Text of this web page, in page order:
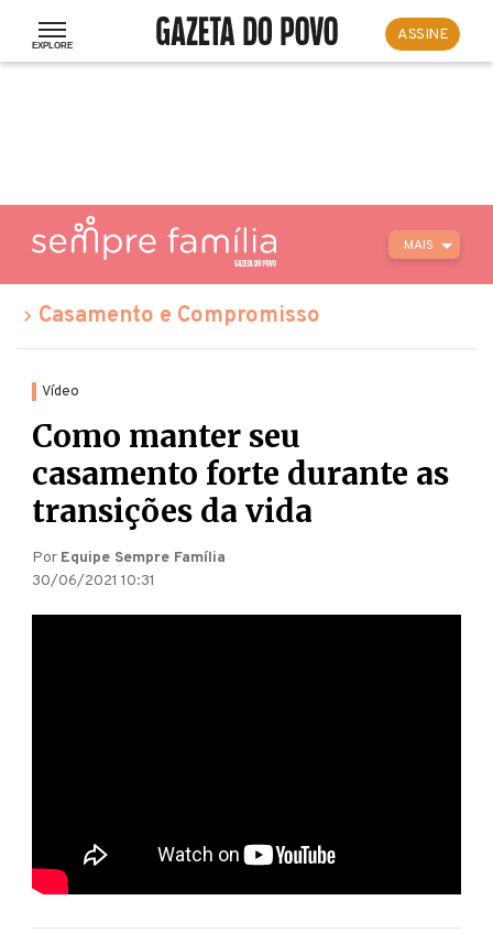
ASSINE
MAIS
Casamento e Compromisso
Vídeo
Como manter seu
casamento forte durante as
transições da vida
Por Equipe Sempre Família
30/06/2021 10:31